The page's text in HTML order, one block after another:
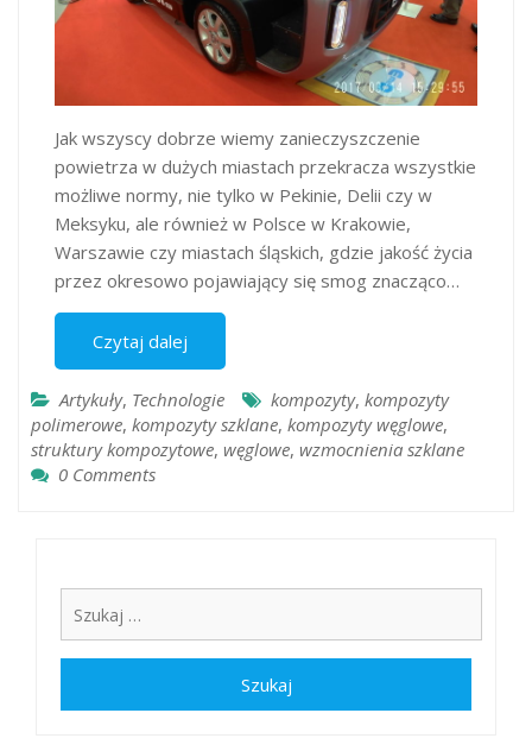
Jak wszyscy dobrze wiemy zanieczyszczenie
powietrza w dużych miastach przekracza wszystkie
możliwe normy, nie tylko w Pekinie, Delii czy w
Meksyku, ale również w Polsce w Krakowie,
Warszawie czy miastach śląskich, gdzie jakość życia
przez okresowo pojawiający się smog znacząco…
Czytaj dalej
Artykuły, Technologie kompozyty, kompozyty
polimerowe, kompozyty szklane, kompozyty węglowe,
struktury kompozytowe, węglowe, wzmocnienia szklane
0 Comments